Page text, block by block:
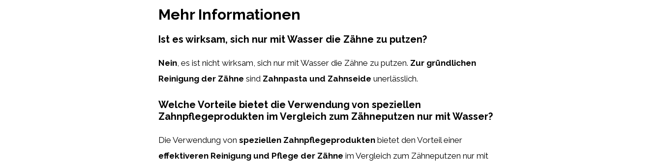
Mehr Informationen
Ist es wirksam, sich nur mit Wasser die Zähne zu putzen?
Nein , es ist nicht wirksam, sich nur mit Wasser die Zähne zu putzen. Zur gründlichen
Reinigung der Zähne sind Zahnpasta und Zahnseide unerlässlich.
Welche Vorteile bietet die Verwendung von speziellen
Zahnpflegeprodukten im Vergleich zum Zähneputzen nur mit Wasser?
Die Verwendung von speziellen Zahnpflegeprodukten bietet den Vorteil einer
effektiveren Reinigung und Pflege der Zähne im Vergleich zum Zähneputzen nur mit